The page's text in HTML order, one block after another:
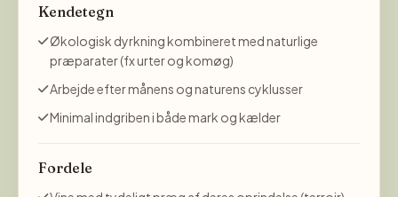
Kendetegn
Økologisk dyrkning kombineret med naturlige
præparater (fx urter og komøg)
Arbejde efter månens og naturens cyklusser
Minimal indgriben i både mark og kælder
Fordele